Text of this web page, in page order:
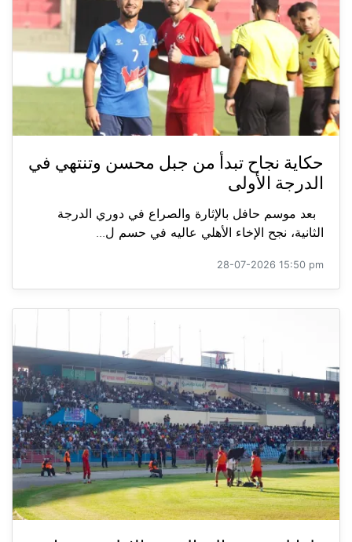
حكاية نجاح تبدأ من جبل محسن وتنتهي في
الدرجة الأولى
بعد موسم حافل بالإثارة والصراع في دوري الدرجة
الثانية، نجح الإخاء الأهلي عاليه في حسم ل...
28-07-2026 15:50 pm